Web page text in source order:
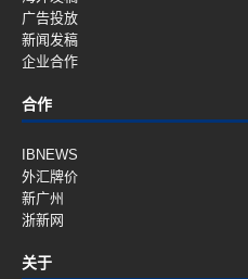
广告投放
新闻发稿
企业合作
合作
IBNEWS
外汇牌价
新广州
浙新网
关于